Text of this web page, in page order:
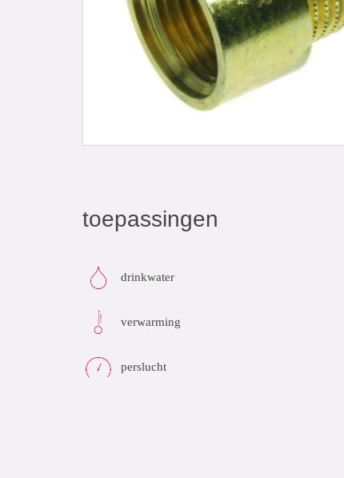
toepassingen
drinkwater
verwarming
perslucht